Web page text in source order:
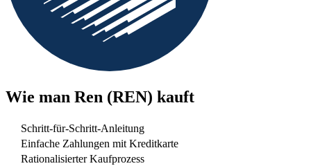
Wie man Ren (REN) kauft
Schritt-für-Schritt-Anleitung
Einfache Zahlungen mit Kreditkarte
Rationalisierter Kaufprozess